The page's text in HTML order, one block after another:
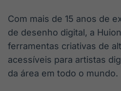
Com mais de 15 anos de
de desenho digital, a
ferramentas criativas de
acessíveis para artistas
da área em todo o mundo.